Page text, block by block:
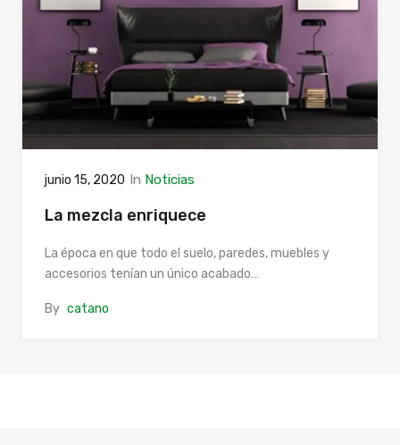
junio 15, 2020 In Noticias
La mezcla enriquece
La época en que todo el suelo, paredes, muebles y
accesorios tenían un único acabado…
By catano